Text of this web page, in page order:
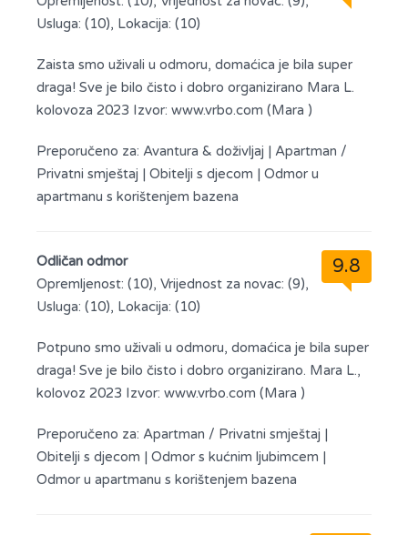
Usluga: (10), Lokacija: (10)
Zaista smo uživali u odmoru, domaćica je bila super
draga! Sve je bilo čisto i dobro organizirano Mara L.
kolovoza 2023 Izvor: www.vrbo.com (Mara )
Preporučeno za: Avantura & doživljaj | Apartman /
Privatni smještaj | Obitelji s djecom | Odmor u
apartmanu s korištenjem bazena
9.8
Odličan odmor
Opremljenost: (10), Vrijednost za novac: (9),
Usluga: (10), Lokacija: (10)
Potpuno smo uživali u odmoru, domaćica je bila super
draga! Sve je bilo čisto i dobro organizirano. Mara L.,
kolovoz 2023 Izvor: www.vrbo.com (Mara )
Preporučeno za: Apartman / Privatni smještaj |
Obitelji s djecom | Odmor s kućnim ljubimcem |
Odmor u apartmanu s korištenjem bazena